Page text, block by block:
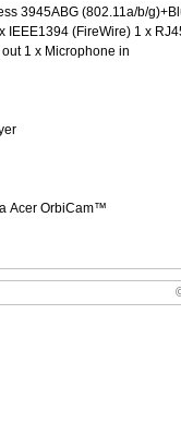
3945ABG (802.11a/b/
IEEE1394 (FireWire) 1 x
1 x Microphone in
Acer OrbiCam™